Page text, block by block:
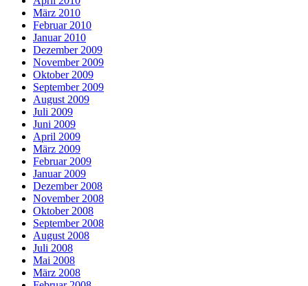
März 2010
Februar 2010
Januar 2010
Dezember 2009
November 2009
Oktober 2009
September 2009
August 2009
Juli 2009
Juni 2009
April 2009
März 2009
Februar 2009
Januar 2009
Dezember 2008
November 2008
Oktober 2008
September 2008
August 2008
Juli 2008
Mai 2008
März 2008